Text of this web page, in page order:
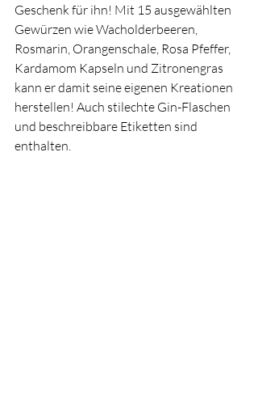
Geschenk für ihn! Mit 15 ausgewählten
Gewürzen wie Wacholderbeeren,
Rosmarin, Orangenschale, Rosa Pfeffer,
Kardamom Kapseln und Zitronengras
kann er damit seine eigenen Kreationen
herstellen! Auch stilechte Gin-Flaschen
und beschreibbare Etiketten sind
enthalten.